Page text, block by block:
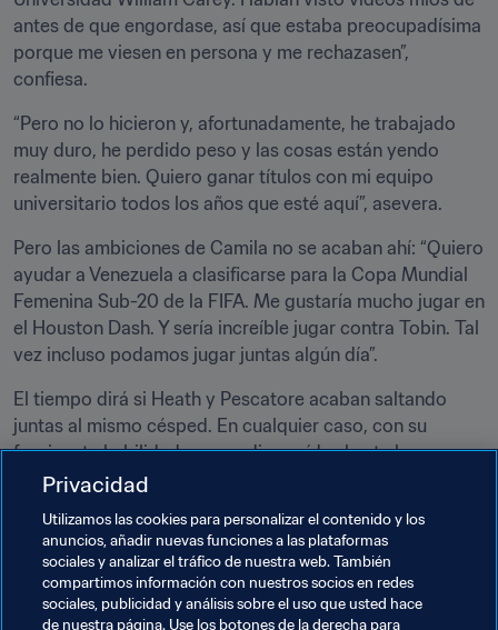
antes de que engordase, así que estaba preocupadísima
porque me viesen en persona y me rechazasen”,
confiesa.
“Pero no lo hicieron y, afortunadamente, he trabajado
muy duro, he perdido peso y las cosas están yendo
realmente bien. Quiero ganar títulos con mi equipo
universitario todos los años que esté aquí”, asevera.
Pero las ambiciones de Camila no se acaban ahí: “Quiero
ayudar a Venezuela a clasificarse para la Copa Mundial
Femenina Sub-20 de la FIFA. Me gustaría mucho jugar en
el Houston Dash. Y sería increíble jugar contra Tobin. Tal
vez incluso podamos jugar juntas algún día”.
El tiempo dirá si Heath y Pescatore acaban saltando
juntas al mismo césped. En cualquier caso, con su
fascinante habilidad, sus medias caídas hasta los
tobillos y el número 17 a su espalda –“Le supliqué al
garantiza que llevará un poco de Tobin Heath a cada
estadio que pise.
Privacidad
Utilizamos las cookies para personalizar el contenido y los
anuncios, añadir nuevas funciones a las plataformas
sociales y analizar el tráfico de nuestra web. También
compartimos información con nuestros socios en redes
sociales, publicidad y análisis sobre el uso que usted hace
de nuestra página. Use los botones de la derecha para